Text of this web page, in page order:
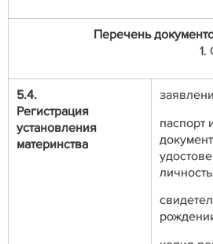
Перечень
1.
5.4.
Регистрация
установления
материнства
паспорт
личность